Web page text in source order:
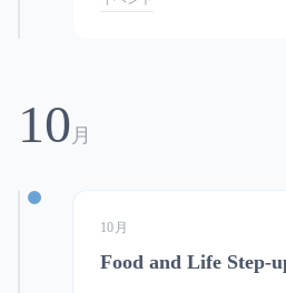
10 月
10月
Food and Life Step-